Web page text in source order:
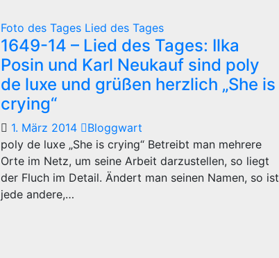
Foto des Tages Lied des Tages
1649-14 – Lied des Tages: Ilka
Posin und Karl Neukauf sind poly
de luxe und grüßen herzlich „She is
crying“
1. März 2014
Bloggwart
poly de luxe „She is crying“ Betreibt man mehrere
Orte im Netz, um seine Arbeit darzustellen, so liegt
der Fluch im Detail. Ändert man seinen Namen, so ist
jede andere,…